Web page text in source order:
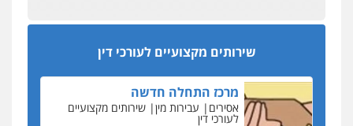
שירותים מקצועיים לעורכי דין
מקצועיים לעורכי דין
מרכז התחלה חדשה
אסירים עבירות מין שירותים מקצועיים
לעורכי דין
כתב האישום נגד עו"ד עידן דביר: האונס והמחירון
לאקטים מיניים
כתב אישום: יו"ר ש"ס לשעבר בחיפה וסינדיקאט
ההלוואות של משפחת הרינג